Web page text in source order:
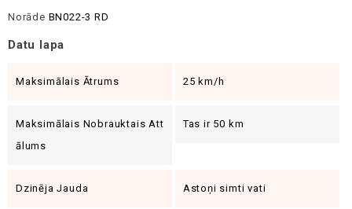
Norāde BN022-3 RD
Datu lapa
Maksimālais Ātrums 25 km/h
Maksimālais Nobrauktais Att
Ālums
Tas ir 50 km
Dzinēja Jauda Astoņi simti vati